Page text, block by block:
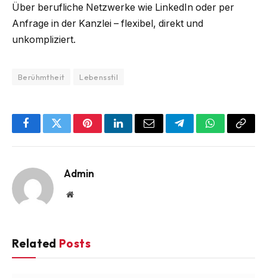
Über berufliche Netzwerke wie LinkedIn oder per
Anfrage in der Kanzlei – flexibel, direkt und
unkompliziert.
Berühmtheit Lebensstil
FacebookTwitterPinterestLinkedInEmail TelegramWhatsApp
Copy
Admin
Website
Related Posts